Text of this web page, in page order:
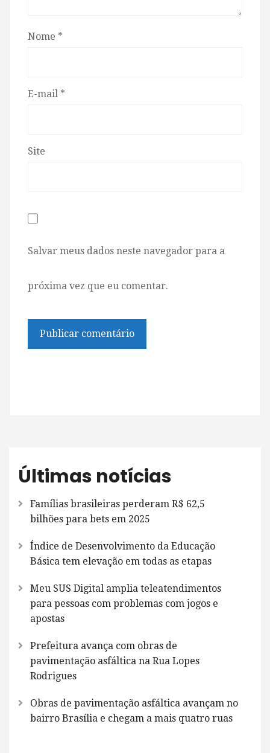
Nome *
E-mail *
Site
Salvar meus dados neste navegador para a
próxima vez que eu comentar.
Últimas notícias
Famílias brasileiras perderam R$ 62,5
bilhões para bets em 2025
Índice de Desenvolvimento da Educação
Básica tem elevação em todas as etapas
Meu SUS Digital amplia teleatendimentos
para pessoas com problemas com jogos e
apostas
Prefeitura avança com obras de
pavimentação asfáltica na Rua Lopes
Rodrigues
Obras de pavimentação asfáltica avançam no
bairro Brasília e chegam a mais quatro ruas